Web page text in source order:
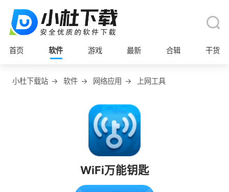
首页 软件 游戏 最新 合辑 干货
小杜下载站 → 软件 → 网络应用 → 上网工具
WiFi万能钥匙